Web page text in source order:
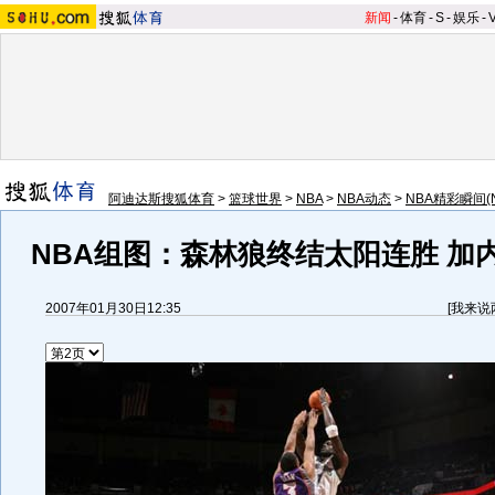
新闻 -体育-S-娱乐-
阿迪达斯搜狐体育 > 篮球世界 > NBA> NBA动态 > NBA精彩瞬间
NBA组图：森林狼终结太阳连胜 加
2007年01月30日12:35 [我来说